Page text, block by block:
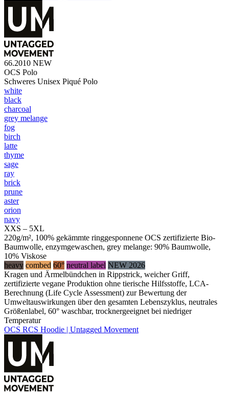
66.2010 NEW
OCS Polo
Schweres Unisex Piqué Polo
white
black
charcoal
grey melange
fog
birch
latte
thyme
sage
ray
brick
prune
aster
orion
navy
XXS – 5XL
220g/m², 100% gekämmte ringgesponnene OCS zertifizierte Bio-
Baumwolle, enzymgewaschen, grey melange: 90% Baumwolle,
10% Viskose
heavy combed 60° neutral label NEW 2026
Kragen und Ärmelbündchen in Rippstrick, weicher Griff,
zertifizierte vegane Produktion ohne tierische Hilfsstoffe, LCA-
Berechnung (Life Cycle Assessment) zur Bewertung der
Umweltauswirkungen über den gesamten Lebenszyklus, neutrales
Größenlabel, 60° waschbar, trocknergeeignet bei niedriger
Temperatur
OCS RCS Hoodie | Untagged Movement